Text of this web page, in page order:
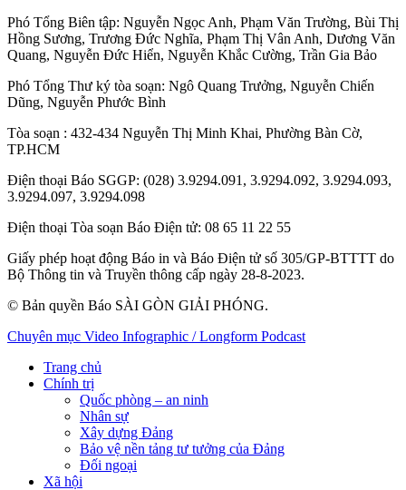
Phó Tổng Biên tập: Nguyễn Ngọc Anh, Phạm Văn Trường, Bùi Thị
Hồng Sương, Trương Đức Nghĩa, Phạm Thị Vân Anh, Dương Văn
Quang, Nguyễn Đức Hiển, Nguyễn Khắc Cường, Trần Gia Bảo
Phó Tổng Thư ký tòa soạn: Ngô Quang Trưởng, Nguyễn Chiến
Dũng, Nguyễn Phước Bình
Tòa soạn : 432-434 Nguyễn Thị Minh Khai, Phường Bàn Cờ,
TP.HCM
Điện thoại Báo SGGP: (028) 3.9294.091, 3.9294.092, 3.9294.093,
3.9294.097, 3.9294.098
Điện thoại Tòa soạn Báo Điện tử: 08 65 11 22 55
Giấy phép hoạt động Báo in và Báo Điện tử số 305/GP-BTTTT do
Bộ Thông tin và Truyền thông cấp ngày 28-8-2023.
© Bản quyền Báo SÀI GÒN GIẢI PHÓNG.
Chuyên mục Video Infographic / Longform Podcast
Trang chủ
Chính trị
Quốc phòng – an ninh
Nhân sự
Xây dựng Đảng
Bảo vệ nền tảng tư tưởng của Đảng
Đối ngoại
Xã hội